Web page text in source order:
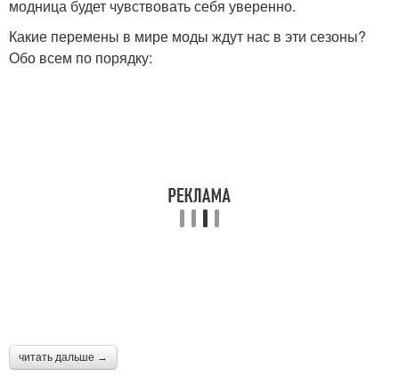
модница будет чувствовать себя уверенно.
Какие перемены в мире моды ждут нас в эти сезоны?
Обо всем по порядку:
читать дальше →